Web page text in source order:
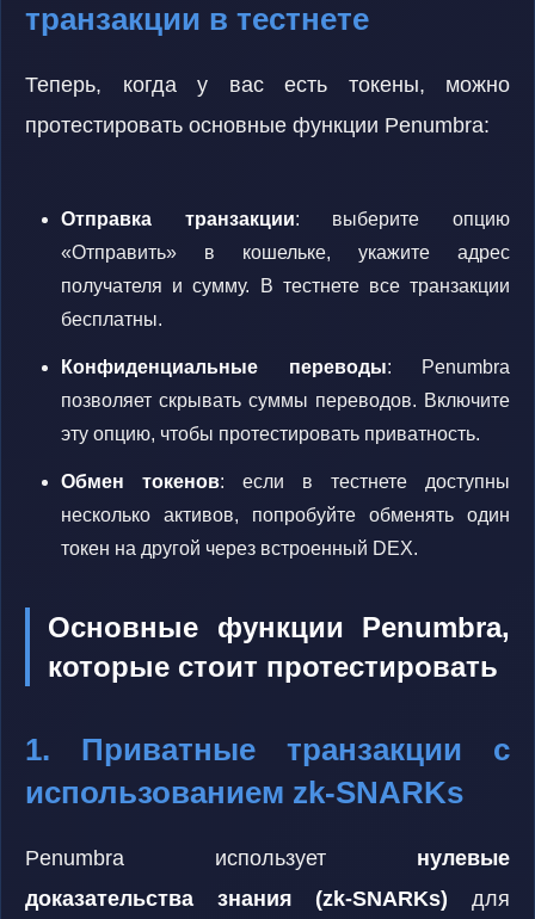
транзакции в тестнете
Теперь, когда у вас есть токены, можно
протестировать основные функции Penumbra:
Отправка транзакции: выберите опцию
«Отправить» в кошельке, укажите адрес
получателя и сумму. В тестнете все транзакции
бесплатны.
Конфиденциальные переводы: Penumbra
позволяет скрывать суммы переводов. Включите
эту опцию, чтобы протестировать приватность.
Обмен токенов: если в тестнете доступны
несколько активов, попробуйте обменять один
токен на другой через встроенный DEX.
Основные функции Penumbra,
которые стоит протестировать
1. Приватные транзакции с
использованием zk-SNARKs
Penumbra использует нулевые
доказательства знания (zk-SNARKs) для